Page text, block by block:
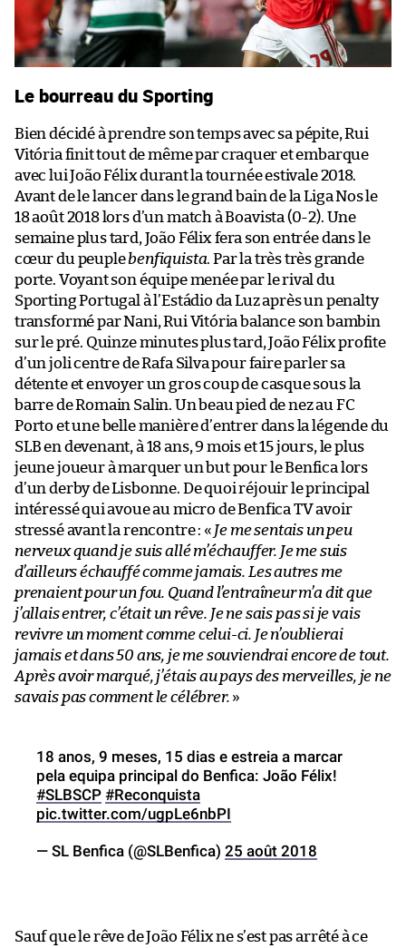
Le bourreau du Sporting
Bien décidé à prendre son temps avec sa pépite, Rui
Vitória finit tout de même par craquer et embarque
avec lui João Félix durant la tournée estivale 2018.
Avant de le lancer dans le grand bain de la Liga Nos le
18 août 2018 lors d’un match à Boavista (0-2). Une
semaine plus tard, João Félix fera son entrée dans le
cœur du peuplebenfiquista. Par la très très grande
porte. Voyant son équipe menée par le rival du
Sporting Portugal à l’Estádio da Luz après un penalty
transformé par Nani, Rui Vitória balance son bambin
sur le pré. Quinze minutes plus tard, João Félix profite
d’un joli centre de Rafa Silva pour faire parler sa
détente et envoyer un gros coup de casque sous la
barre de Romain Salin. Un beau pied de nez au FC
Porto et une belle manière d’entrer dans la légende du
SLB en devenant, à 18 ans, 9 mois et 15 jours, le plus
jeune joueur à marquer un but pour le Benfica lors
d’un derby de Lisbonne. De quoi réjouir le principal
intéressé qui avoue au micro de Benfica TV avoir
stressé avant la rencontre : « Je me sentais un peu
nerveux quand je suis allé m’échauffer. Je me suis
d’ailleurs échauffé comme jamais. Les autres me
prenaient pour un fou. Quand l’entraîneur m’a dit que
j’allais entrer, c’était un rêve. Je ne sais pas si je vais
revivre un moment comme celui-ci. Je n’oublierai
jamais et dans 50 ans, je me souviendrai encore de tout.
Après avoir marqué, j’étais au pays des merveilles, je ne
savais pas comment le célébrer. »
18 anos, 9 meses, 15 dias e estreia a marcar
pela equipa principal do Benfica: João Félix!
#SLBSCP #Reconquista
pic.twitter.com/ugpLe6nbPI
— SL Benfica (@SLBenfica) 25 août 2018
Sauf que le rêve de João Félix ne s’est pas arrêté à ce